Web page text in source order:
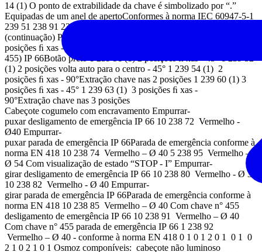
14 (1) O ponto de extrabilidade da chave é simbolizado por “.”
Equipadas de um anel de apertoConformes à norma IEC 60947-5-1
239 51 238 91 238 82 238 85 238 95 Emb. Ref. Cabeçotes rotativos
(continuação) Punho longo IP 66 Punho preto 1 239 34 2
posições ﬁ xas - 90° 5 239 40 3 posições ﬁ xas - 45° Chave (n°
455) IP 66Botão preto 1 239 51 (1) 2 posições ﬁ xas - 45° 1 239 52
(1) 2 posições volta auto para o centro - 45° 1 239 54 (1) 2
posições ﬁ xas - 90°Extração chave nas 2 posições 1 239 60 (1) 3
posições ﬁ xas - 45° 1 239 63 (1) 3 posições ﬁ xas -
90°Extração chave nas 3 posições
Cabeçote cogumelo com encravamento Empurrar-
puxar desligamento de emergência IP 66 10 238 72 Vermelho -
Ø40 Empurrar-
puxar parada de emergência IP 66Parada de emergência conforme à
norma EN 418 10 238 74 Vermelho – Ø 40 5 238 95 Vermelho –
Ø 54 Com visualização de estado “STOP - I” Empurrar-
girar desligamento de emergência IP 66 10 238 80 Vermelho - Ø 32
10 238 82 Vermelho - Ø 40 Empurrar-
girar parada de emergência IP 66Parada de emergência conforme à
norma EN 418 10 238 85 Vermelho – Ø 40 Com chave n° 455
desligamento de emergência IP 66 10 238 91 Vermelho – Ø 40
Com chave n° 455 parada de emergência IP 66 1 238 92
Vermelho – Ø 40 - conforme à norma EN 418 0 1 0 1 2 0 1 0 1 0
2 1 0 2 1 0 1 Osmoz componíveis: cabeçote não luminoso